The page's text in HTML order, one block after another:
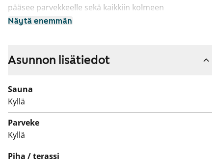
pääsee parvekkeelle sekä kaikkiin kolmeen
makuuhuoneeseen. Erillinen pikkuvessa sujuvoittaa
Tervetuloa tutustumaan paikan päälle!
Asuntojen parvekkeet ovat toistaiseksi käyttökiellossa
ja parvekkeille on suunnitteilla korjauksia. Käyttökiellon
ajalta maksetaan vuokrahyvitystä.
Näytä enemmän
Asunnon lisätiedot
Sauna
Kyllä
Parveke
Kyllä
Piha / terassi